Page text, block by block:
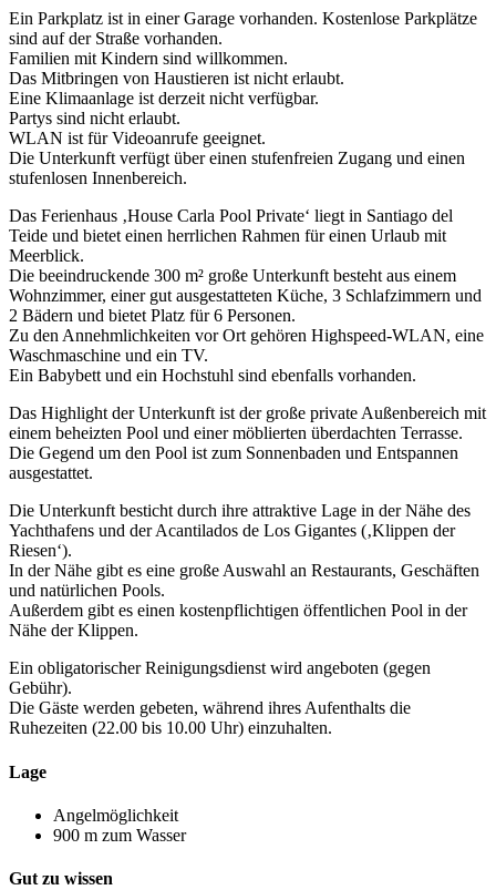
Ein Parkplatz ist in einer Garage vorhanden. Kostenlose Parkplätze
sind auf der Straße vorhanden.
Familien mit Kindern sind willkommen.
Das Mitbringen von Haustieren ist nicht erlaubt.
Eine Klimaanlage ist derzeit nicht verfügbar.
Partys sind nicht erlaubt.
WLAN ist für Videoanrufe geeignet.
Die Unterkunft verfügt über einen stufenfreien Zugang und einen
stufenlosen Innenbereich.
Das Ferienhaus ‚House Carla Pool Private‘ liegt in Santiago del
Teide und bietet einen herrlichen Rahmen für einen Urlaub mit
Meerblick.
Die beeindruckende 300 m² große Unterkunft besteht aus einem
Wohnzimmer, einer gut ausgestatteten Küche, 3 Schlafzimmern und
2 Bädern und bietet Platz für 6 Personen.
Zu den Annehmlichkeiten vor Ort gehören Highspeed-WLAN, eine
Waschmaschine und ein TV.
Ein Babybett und ein Hochstuhl sind ebenfalls vorhanden.
Das Highlight der Unterkunft ist der große private Außenbereich mit
einem beheizten Pool und einer möblierten überdachten Terrasse.
Die Gegend um den Pool ist zum Sonnenbaden und Entspannen
ausgestattet.
Die Unterkunft besticht durch ihre attraktive Lage in der Nähe des
Yachthafens und der Acantilados de Los Gigantes (‚Klippen der
Riesen‘).
In der Nähe gibt es eine große Auswahl an Restaurants, Geschäften
und natürlichen Pools.
Außerdem gibt es einen kostenpflichtigen öffentlichen Pool in der
Nähe der Klippen.
Ein obligatorischer Reinigungsdienst wird angeboten (gegen
Gebühr).
Die Gäste werden gebeten, während ihres Aufenthalts die
Ruhezeiten (22.00 bis 10.00 Uhr) einzuhalten.
Lage
Angelmöglichkeit
900 m zum Wasser
Gut zu wissen